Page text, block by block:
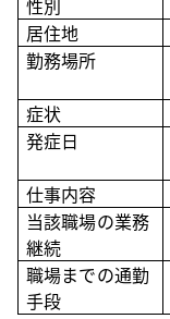
性別
居住地
勤務場所
症状
発症日
仕事内容
当該職場の業務
継続
職場までの通勤
手段